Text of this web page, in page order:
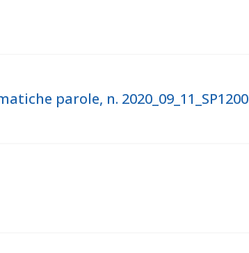
parole, n. 2020_09_11_SP1200